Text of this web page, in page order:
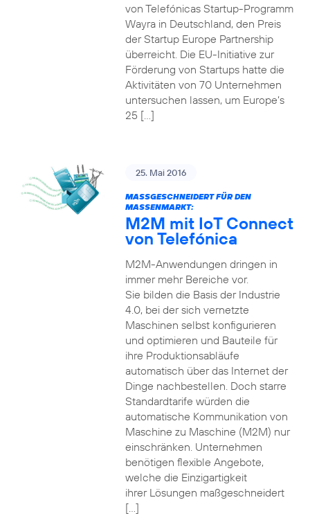
von Telefónicas Startup-Programm
Wayra in Deutschland, den Preis
der Startup Europe Partnership
überreicht. Die EU-Initiative zur
Förderung von Startups hatte die
Aktivitäten von 70 Unternehmen
untersuchen lassen, um Europe’s
25 […]
25. Mai 2016
MASSGESCHNEIDERT FÜR DEN M
ASSENMARKT:
M2M mit IoT Connect
von Telefónica
M2M-Anwendungen dringen in
immer mehr Bereiche vor.
Sie bilden die Basis der Industrie
4.0, bei der sich vernetzte
Maschinen selbst konfigurieren
und optimieren und Bauteile für
ihre Produktionsabläufe
automatisch über das Internet der
Dinge nachbestellen. Doch starre
Standardtarife würden die
automatische Kommunikation von
Maschine zu Maschine (M2M) nur
einschränken. Unternehmen
benötigen flexible Angebote,
welche die Einzigartigkeit
ihrer Lösungen maßgeschneidert
[…]